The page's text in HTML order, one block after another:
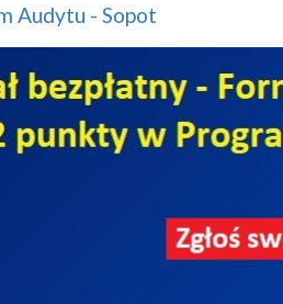
Audytu - Sopot